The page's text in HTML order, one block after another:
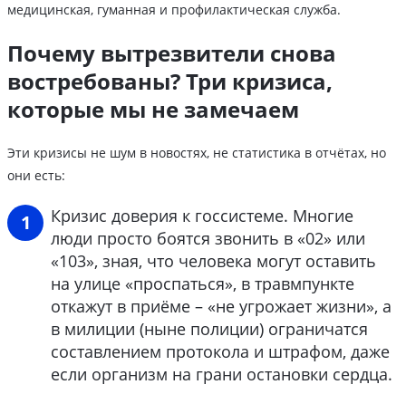
медицинская, гуманная и профилактическая служба.
Почему вытрезвители снова
востребованы? Три кризиса,
которые мы не замечаем
Эти кризисы не шум в новостях, не статистика в отчётах, но
они есть:
Кризис доверия к госсистеме. Многие
люди просто боятся звонить в «02» или
«103», зная, что человека могут оставить
на улице «проспаться», в травмпункте
откажут в приёме – «не угрожает жизни», а
в милиции (ныне полиции) ограничатся
составлением протокола и штрафом, даже
если организм на грани остановки сердца.